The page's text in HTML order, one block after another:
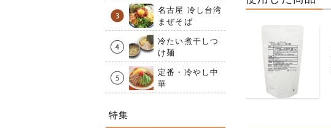
名古屋 冷し台湾
まぜそば
冷たい煮干しつ
け麺
定番・冷やし中
華
特集